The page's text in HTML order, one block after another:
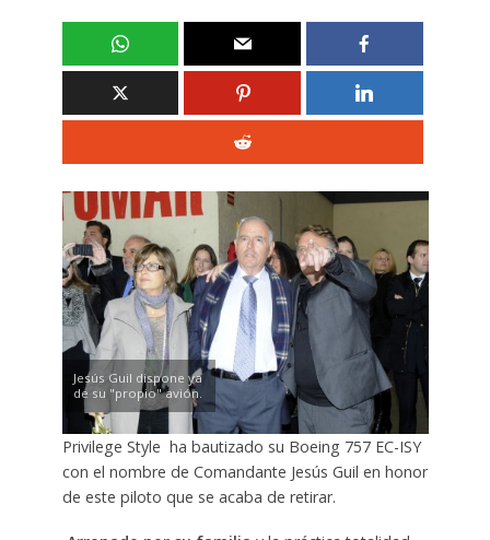
Jesús Guil dispone ya
de su "propio" avión.
Privilege Style ha bautizado su Boeing 757 EC-ISY
con el nombre de Comandante Jesús Guil en honor
de este piloto que se acaba de retirar.